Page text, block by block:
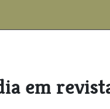
em